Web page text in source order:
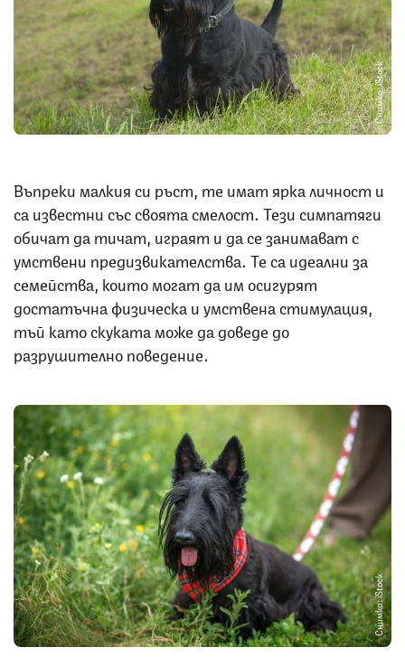
Снимка: iStock
Въпреки малкия си ръст, те имат ярка личност и
са известни със своята смелост. Тези симпатяги
обичат да тичат, играят и да се занимават с
умствени предизвикателства. Те са идеални за
семейства, които могат да им осигурят
достатъчна физическа и умствена стимулация,
тъй като скуката може да доведе до
разрушително поведение.
Снимка: iStock